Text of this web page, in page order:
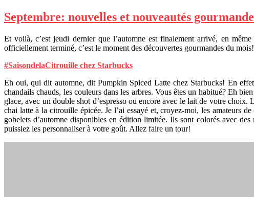
Septembre: nouvelles et nouveautés
Et voilà, c’est jeudi dernier que l’automne est finalement arrivé, en
officiellement terminé, c’est le moment des découvertes gourmandes du mois!
#SaisondelaCitrouille chez Starbucks
Eh oui, qui dit automne, dit Pumpkin Spiced Latte chez Starbucks! En
chandails chauds, les couleurs dans les arbres. Vous êtes un habitué? Eh
glace, avec un double shot d’espresso ou encore avec le lait de votre
chai latte à la citrouille épicée. Je l’ai essayé et, croyez-moi, les amateurs
gobelets d’automne disponibles en édition limitée. Ils sont colorés avec
puissiez les personnaliser à votre goût. Allez faire un tour!